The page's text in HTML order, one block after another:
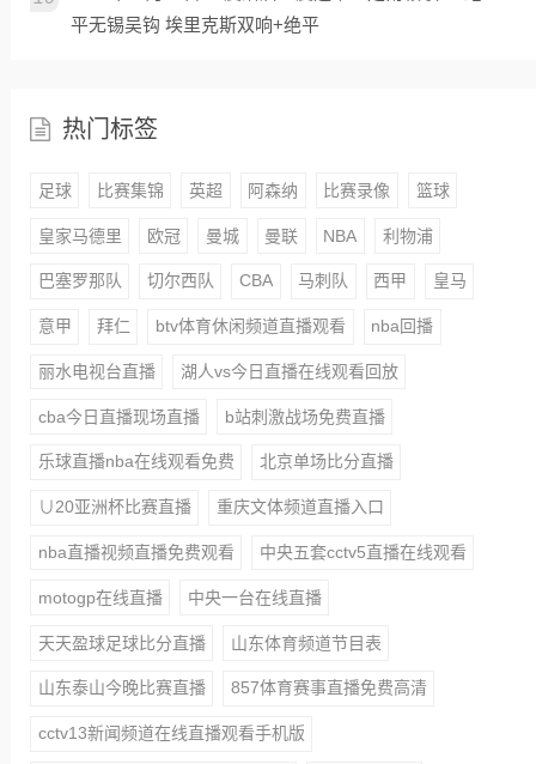
平无锡吴钩 埃里克斯双响+绝平
热门标签
足球 比赛集锦 英超 阿森纳 比赛录像 篮球
皇家马德里 欧冠 曼城 曼联 NBA 利物浦
巴塞罗那队 切尔西队 CBA 马刺队 西甲 皇马
意甲 拜仁 btv体育休闲频道直播观看 nba回播
丽水电视台直播 湖人vs今日直播在线观看回放
cba今日直播现场直播 b站刺激战场免费直播
乐球直播nba在线观看免费 北京单场比分直播
∪20亚洲杯比赛直播 重庆文体频道直播入口
nba直播视频直播免费观看 中央五套cctv5直播在线观看
motogp在线直播 中央一台在线直播
天天盈球足球比分直播 山东体育频道节目表
山东泰山今晚比赛直播 857体育赛事直播免费高清
cctv13新闻频道在线直播观看手机版